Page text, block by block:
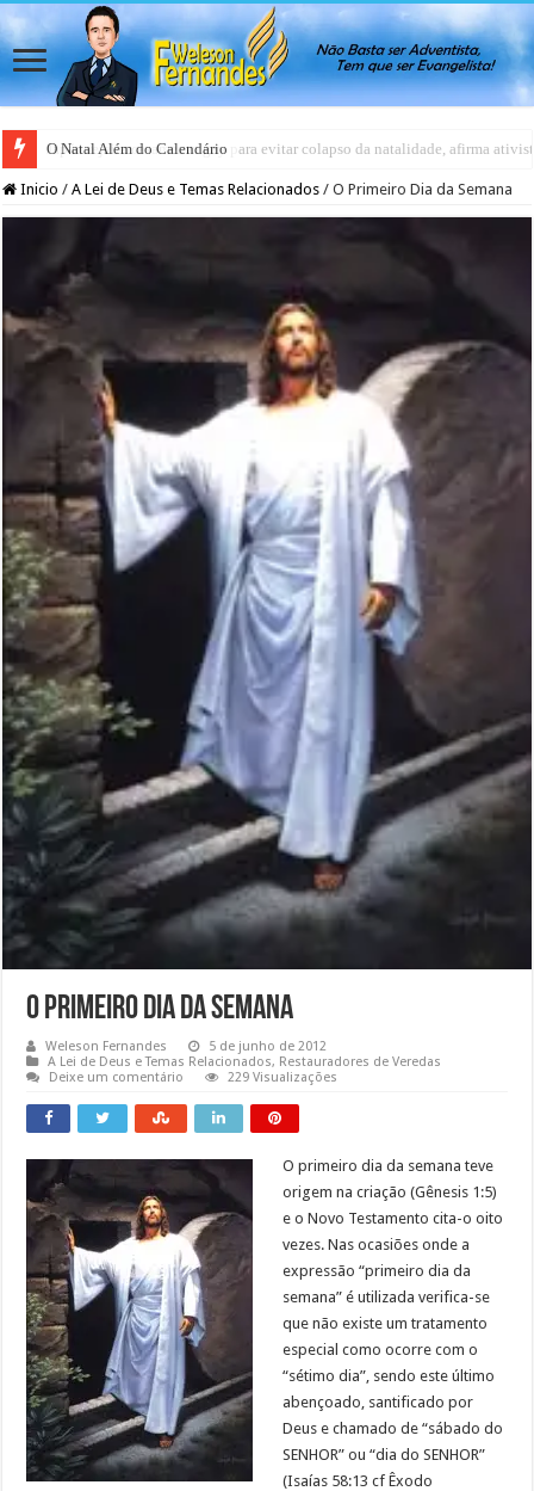
Japão rejeita casamento gay para evitar colapso da natalidade, afirma
Inicio / A Lei de Deus e Temas Relacionados / O Primeiro Dia da Semana
O Primeiro Dia da Semana
Weleson Fernandes
5 de junho de 2012
A Lei de Deus e Temas Relacionados, Restauradores de Veredas
Deixe um comentário
229 Visualizações
O primeiro dia da semana teve
origem na criação (Gênesis 1:5)
e o Novo Testamento cita-o oito
vezes. Nas ocasiões onde a
expressão “primeiro dia da
semana” é utilizada verifica-se
que não existe um tratamento
especial como ocorre com o
“sétimo dia”, sendo este último
abençoado, santificado por
Deus e chamado de “sábado do
SENHOR” ou “dia do SENHOR”
(Isaías 58:13 cf Êxodo